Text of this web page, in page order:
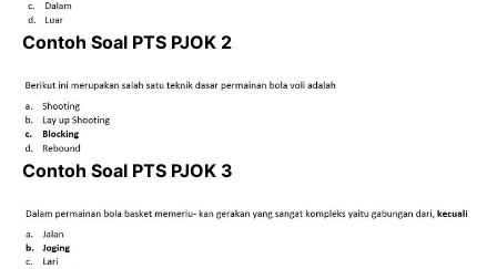
Contoh Soal PTS PJOK 2
Contoh Soal PTS PJOK 3